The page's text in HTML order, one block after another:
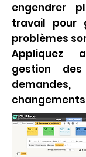
engendrer
travail pour
problèmes
Appliquez
gestion